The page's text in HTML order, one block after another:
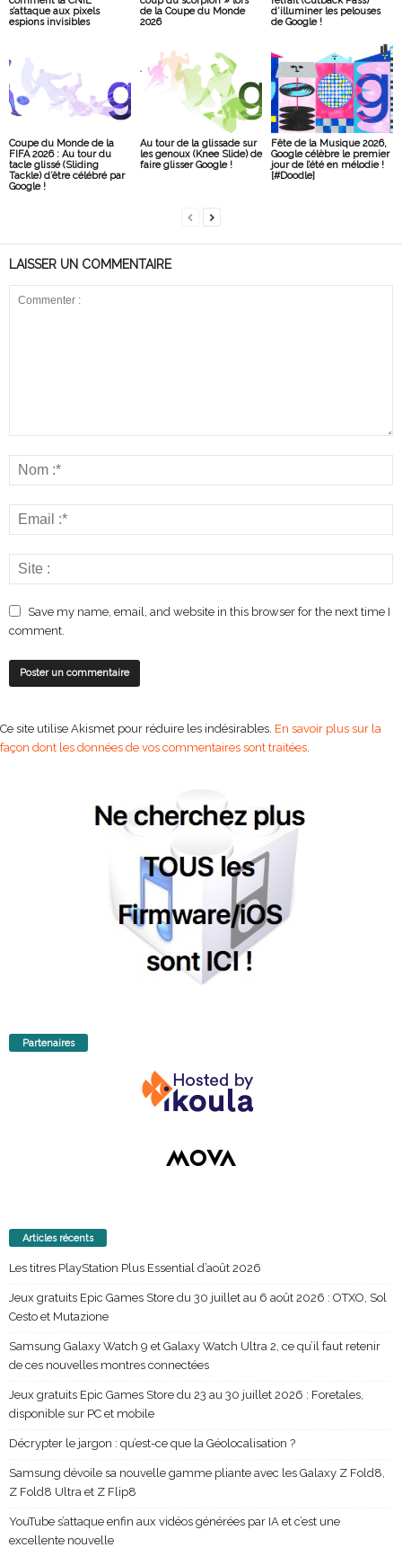
s’attaque aux pixels
espions invisibles
de la Coupe du Monde
2026
d’illuminer les pelouses
de Google !
Coupe du Monde de la
FIFA 2026 : Au tour du
tacle glissé (Sliding
Tackle) d’être célébré par
Google !
Au tour de la glissade sur
les genoux (Knee Slide) de
faire glisser Google !
Fête de la Musique 2026,
Google célèbre le premier
jour de l’été en mélodie !
[#Doodle]
LAISSER UN COMMENTAIRE
Save my name, email, and website in this browser for the next time I
comment.
Ce site utilise Akismet pour réduire les indésirables. En savoir plus sur la
façon dont les données de vos commentaires sont traitées
Partenaires
Articles récents
Les titres PlayStation Plus Essential d’août 2026
Jeux gratuits Epic Games Store du 30 juillet au 6 août 2026 : OTXO, Sol
Cesto et Mutazione
Samsung Galaxy Watch 9 et Galaxy Watch Ultra 2, ce qu’il faut retenir
de ces nouvelles montres connectées
Jeux gratuits Epic Games Store du 23 au 30 juillet 2026 : Foretales,
disponible sur PC et mobile
Décrypter le jargon : qu’est-ce que la Géolocalisation ?
Samsung dévoile sa nouvelle gamme pliante avec les Galaxy Z Fold8,
Z Fold8 Ultra et Z Flip8
YouTube s’attaque enfin aux vidéos générées par IA et c’est une
excellente nouvelle